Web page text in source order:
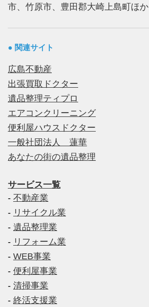
市、竹原市、豊田郡大崎上島町ほか
● 関連サイト
広島不動産
出張買取ドクター
遺品整理ティプロ
エアコンクリーニング
便利屋ハウスドクター
一般社団法人 蓮華
あなたの街の遺品整理
サービス一覧
- 不動産業
- リサイクル業
- 遺品整理業
- リフォーム業
- WEB事業
- 便利屋事業
- 清掃事業
- 終活支援業